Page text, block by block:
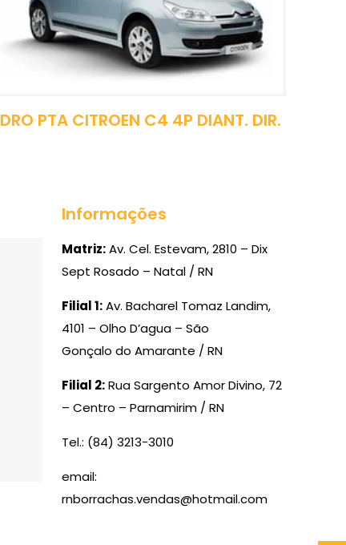
PTA CITROEN C4 4P DIANT. DIR.
Informações
Matriz:Av. Cel. Estevam, 2810 – Dix
Sept Rosado – Natal / RN
Filial 1:Av. Bacharel Tomaz Landim,
4101 – Olho D’agua – São
Gonçalo do Amarante / RN
Filial 2:Rua Sargento Amor Divino, 72
– Centro – Parnamirim / RN
Tel.: (84) 3213-3010
email:
rnborrachas.vendas@hotmail.com